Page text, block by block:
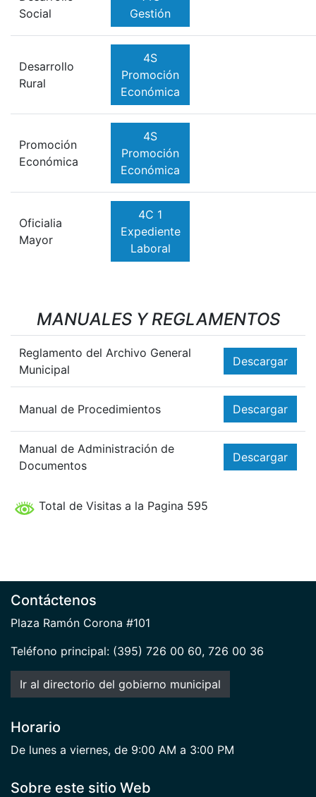
Social
Gestión
Desarrollo
Rural
4S
Promoción
Económica
Promoción
Económica
4S
Promoción
Económica
Oficialia
Mayor
4C 1
Expediente
Laboral
MANUALES Y REGLAMENTOS
Reglamento del Archivo General
Municipal
Descargar
Manual de Procedimientos Descargar
Manual de Administración de
Documentos
Descargar
Total de Visitas a la Pagina 595
Contáctenos
Plaza Ramón Corona #101
Teléfono principal: (395) 726 00 60, 726 00 36
Ir al directorio del gobierno municipal
Horario
De lunes a viernes, de 9:00 AM a 3:00 PM
Sobre este sitio Web